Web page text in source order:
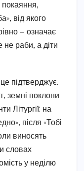
покаяння,
від якого
— означає
раби, а діти
підтверджує.
земні поклони
Літургії: на
після «Тобі
виносять
словах
у неділю